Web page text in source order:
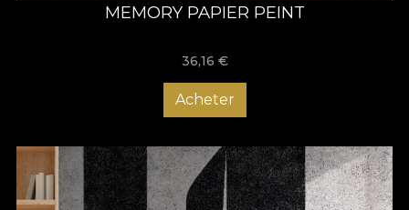
MEMORY PAPIER PEINT
36,16 €
Acheter